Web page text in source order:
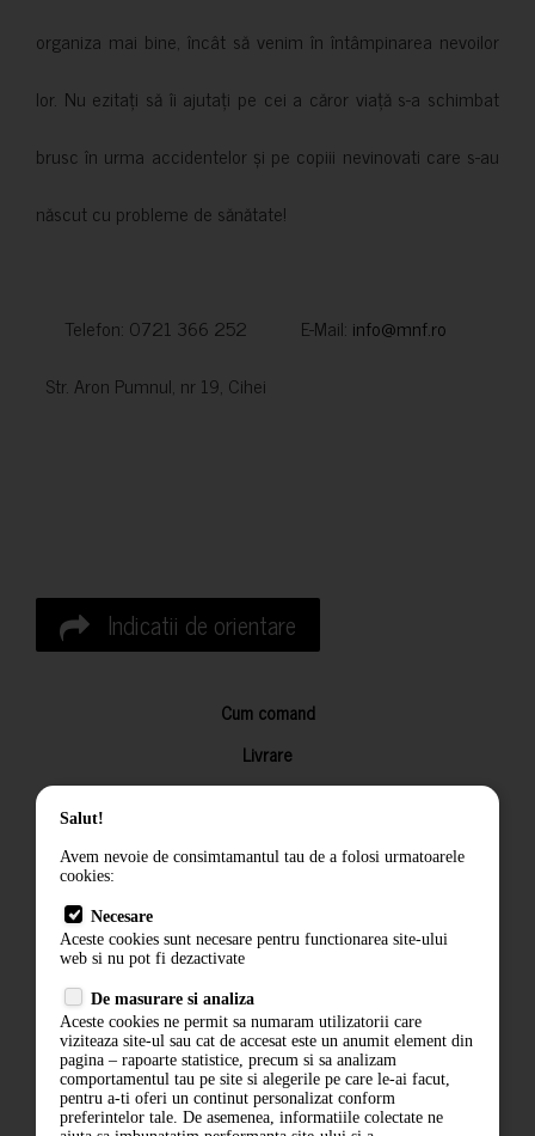
organiza mai bine, încât să venim în întâmpinarea nevoilor
lor. Nu ezitați să îi ajutați pe cei a căror viață s-a schimbat
brusc în urma accidentelor și pe copiii nevinovati care s-au
născut cu probleme de sănătate!
Telefon: 0721 366 252 E-Mail: info@mnf.ro
Str. Aron Pumnul, nr 19, Cihei
Indicatii de orientare
Cum comand
Livrare
Returnarea produselor
Termeni si conditii
Politica de confidentialitate
ANPC
Salut!
Avem nevoie de consimtamantul tau de a folosi urmatoarele
cookies:
Necesare
Aceste cookies sunt necesare pentru functionarea site-ului
web si nu pot fi dezactivate
De masurare si analiza
Aceste cookies ne permit sa numaram utilizatorii care
viziteaza site-ul sau cat de accesat este un anumit element din
pagina – rapoarte statistice, precum si sa analizam
comportamentul tau pe site si alegerile pe care le-ai facut,
pentru a-ti oferi un continut personalizat conform
preferintelor tale. De asemenea, informatiile colectate ne